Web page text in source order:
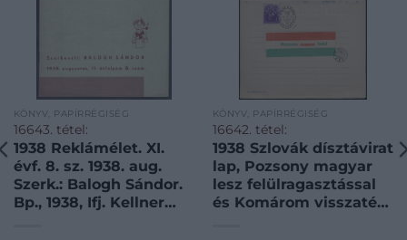
KÖNYV, PAPÍRRÉGISÉG
16643. tétel:
1938 Reklámélet. XI.
évf. 8. sz. 1938. aug.
Szerk.: Balogh Sándor.
Bp., 1938, Ifj. Kellner
KÖNYV, PAPÍRRÉGISÉG
16642. tétel:
1938 Szlovák dísztávirat
lap, Pozsony magyar
lesz felülragasztással
és Komárom visszatért